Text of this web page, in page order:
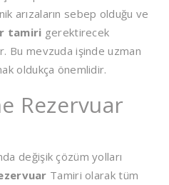
arızaların sebep olduğu ve
tamiri gerektirecek
Bu mevzuda işinde uzman
oldukça önemlidir.
Rezervuar
değişik çözüm yolları
Tamiri olarak tüm